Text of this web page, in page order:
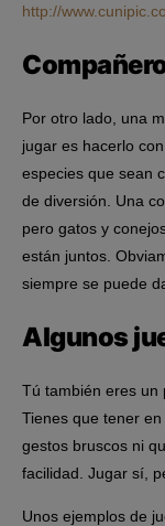
http://
Por otro lado, una
jugar es hacerlo
especies que sean
de diversión. Una
pero gatos y
están juntos.
siempre se puede
Algunos
Tú también eres un
Tienes que tener
gestos bruscos ni
facilidad. Jugar sí,
Unos ejemplos de